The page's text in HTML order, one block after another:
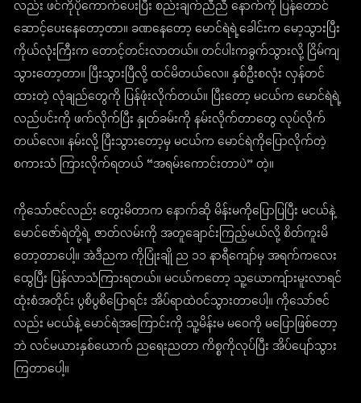
လည်း ဖင်ကိုပိုကောက်ပေးပြီး စည်းချက်ညီညီ နောက်ကို ပြန်တောင်
ဆောင့်ပေးနေတော့တာ။ ခဏနေတော့ မောင်ရဲရဲ့ခေါင်းက မော့သွားပြီး
ကိုယ်လုံးကြီးက တောင့်တင်းလာတယ်။ တင်ပါးကခွက်သွားလို့ ငြိမ်ကျ
သွားတော့တာ။ ပြီးသွားပြီလို့ ထင်မိတယ်လေ။ နှစ်ဦးစလုံး လှန်တင်
ထားတဲ့ လုံချည်တွေကို ပြန်ဖုံးလိုက်တယ်။ ပြီးတော့ မငယ်က မောင်ရဲရဲ့
လည်ပင်းကို ဖက်လိုက်ပြီး နှုတ်ခမ်းကို နမ်းလိုက်တာတွေ လုပ်လိုက်
တယ်လေ။ နမ်းလို့ ပြီးသွားတော့မှ မငယ်က မောင်ရဲကိုပြောလိုက်တဲ့
စကားသံ ကြားလိုက်ရတယ် “အရမ်းကောင်းတာပဲ” တဲ့။
ကိုသော်ဇင်လည်း တွေးမိတာက နောက်ဆို မိန်းမကိုပြောပြပြီး မငယ်နဲ့
မောင်ဇော်ရဲတို့ရဲ့ ဇာတ်လမ်းကို အတူချောင်းကြည့်မယ်လို့ စိတ်ကူးမိ
တော့တာပေါ့။ အဲဒီညက ကိုပြုံးချို ည ၁၁ နာရီကျော်မှ အရက်ကလေး
ထွေပြီး ပြန်လာသံကြားရတယ်။ မငယ်ကတော့ သူ့ယောကျ်ားမူးလာရင်
ထုံးစံအတိုင်း ပွစိပွစိပြောရင်း အိပ်ရာထဲဝင်သွားတာပေါ့။ ကိုသော်ဇင်
လည်း မငယ်နဲ့ မောင်ရဲအကြောင်းကို သူ့မိန်းမ မဝေကို မပြောဖြစ်တော့
ဘဲ လင်မယားနှစ်ယောက် ညရေးညတာ ကိစ္စကိုလုပ်ပြီး အိပ်ပျော်သွား
ကြတာပေါ့။